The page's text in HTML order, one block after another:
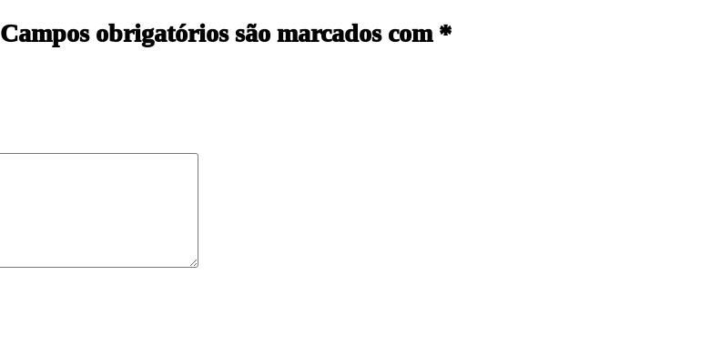
Campos obrigatórios são marcados com *